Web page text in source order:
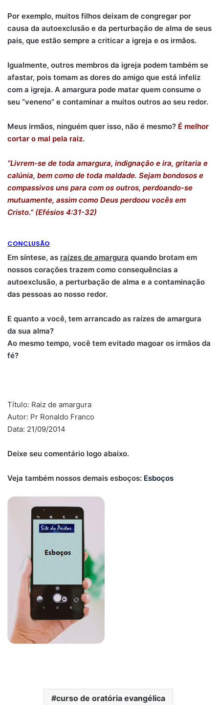
Por exemplo, muitos filhos deixam de congregar por
causa da autoexclusão e da perturbação de alma de seus
pais, que estão sempre a criticar a igreja e os irmãos.
Igualmente, outros membros da igreja podem também se
afastar, pois tomam as dores do amigo que está infeliz
com a igreja. A amargura pode matar quem consume o
seu “veneno” e contaminar a muitos outros ao seu redor.
Meus irmãos, ninguém quer isso, não é mesmo? É melhor
cortar o mal pela raiz.
“Livrem-se de toda amargura, indignação e ira, gritaria e
calúnia, bem como de toda maldade. Sejam bondosos e
compassivos uns para com os outros, perdoando-se
mutuamente, assim como Deus perdoou vocês em
Cristo.” (Efésios 4:31-32)
CONCLUSÃO
Em síntese, as raízes de amargura quando brotam em
nossos corações trazem como consequências a
autoexclusão, a perturbação de alma e a contaminação
das pessoas ao nosso redor.
E quanto a você, tem arrancado as raízes de amargura
da sua alma?
Ao mesmo tempo, você tem evitado magoar os irmãos da
fé?
Título: Raiz de amargura
Autor: Pr Ronaldo Franco
Data: 21/09/2014
Deixe seu comentário logo abaixo.
Veja também nossos demais esboços: Esboços
curso de oratória evangélica